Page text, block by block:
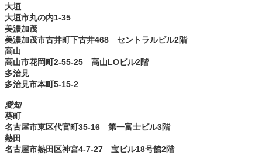
大垣
大垣市丸の内1-35
美濃加茂
美濃加茂市古井町下古井468 セントラルビル2階
高山
高山市花岡町2-55-25 高山LOビル2階
多治見
多治見市本町5-15-2
愛知
葵町
名古屋市東区代官町35-16 第一富士ビル3階
熱田
名古屋市熱田区神宮4-7-27 宝ビル18号館2階